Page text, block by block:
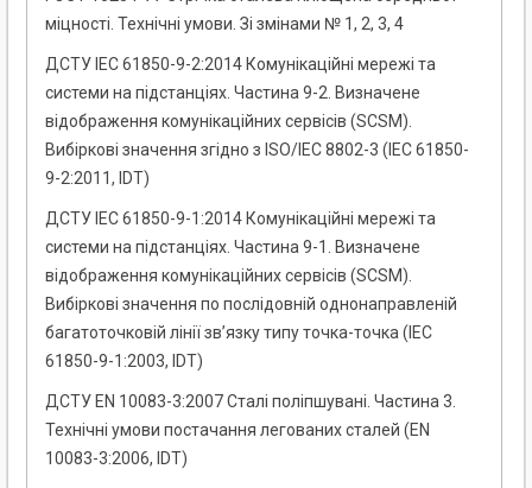
міцності. Технічні умови. Зі змінами № 1, 2, 3, 4
ДСТУ ІЕС 61850-9-2:2014 Комунікаційні мережі та
системи на підстанціях. Частина 9-2. Визначене
відображення комунікаційних сервісів (SCSM).
Вибіркові значення згідно з ISO/IEC 8802-3 (ІЕС 61850-
9-2:2011, IDT)
ДСТУ ІЕС 61850-9-1:2014 Комунікаційні мережі та
системи на підстанціях. Частина 9-1. Визначене
відображення комунікаційних сервісів (SCSM).
Вибіркові значення по послідовній однонаправленій
багатоточковій лінії зв’язку типу точка-точка (ІЕС
61850-9-1:2003, IDT)
ДСТУ EN 10083-3:2007 Сталі поліпшувані. Частина 3.
Технічні умови постачання легованих сталей (EN
10083-3:2006, IDT)